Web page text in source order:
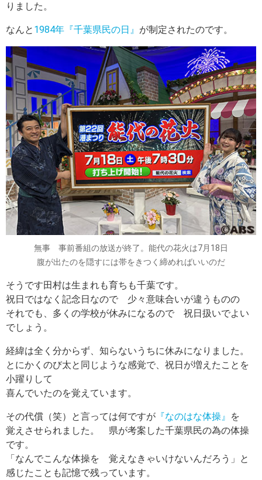
りました。
なんと 1984年『千葉県民の日』 が制定されたのです。
無事 事前番組の放送が終了。能代の花火は7月18日
腹が出たのを隠すには帯をきつく締めればいいのだ
そうです田村は生まれも育ちも千葉です。
祝日ではなく記念日なので 少々意味合いが違うものの
それでも、多くの学校が休みになるので 祝日扱いでよい
でしょう。
経緯は全く分からず、知らないうちに休みになりました。
とにかくのび太と同じような感覚で、祝日が増えたことを
小躍りして
喜んでいたのを覚えています。
その代償（笑）と言っては何ですが 『なのはな体操』 を
覚えさせられました。 県が考案した千葉県民の為の体操
です。
「なんでこんな体操を 覚えなきゃいけないんだろう」と
感じたことも記憶で残っています。